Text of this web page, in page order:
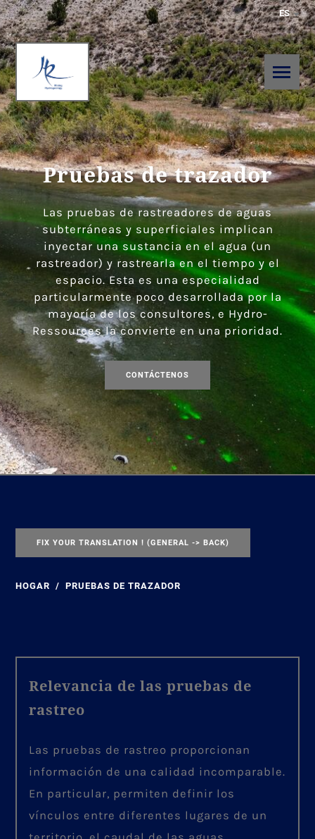
ES
Pruebas de trazador
Las pruebas de rastreadores de aguas
subterráneas y superficiales implican
inyectar una sustancia en el agua (un
rastreador) y rastrearla en el tiempo y el
espacio. Esta es una especialidad
particularmente poco desarrollada por la
mayoría de los consultores, e Hydro-
Ressources la convierte en una prioridad.
CONTÁCTENOS
FIX YOUR TRANSLATION ! (GENERAL -> BACK)
HOGAR PRUEBAS DE TRAZADOR
Relevancia de las pruebas de
rastreo
Las pruebas de rastreo proporcionan
información de una calidad incomparable.
En particular, permiten definir los
vínculos entre diferentes lugares de un